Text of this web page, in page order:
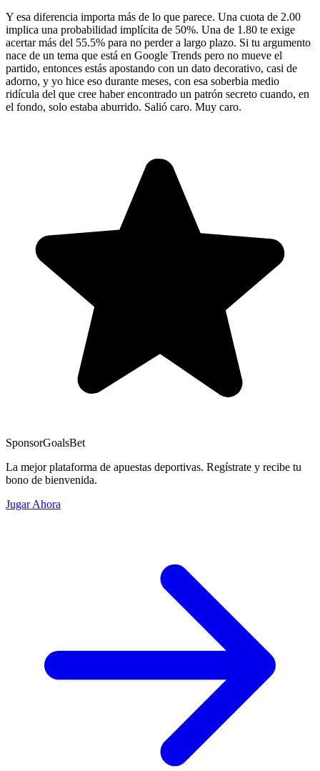
Y esa diferencia importa más de lo que parece. Una cuota de 2.00
implica una probabilidad implícita de 50%. Una de 1.80 te exige
acertar más del 55.5% para no perder a largo plazo. Si tu argumento
nace de un tema que está en Google Trends pero no mueve el
partido, entonces estás apostando con un dato decorativo, casi de
adorno, y yo hice eso durante meses, con esa soberbia medio
ridícula del que cree haber encontrado un patrón secreto cuando, en
el fondo, solo estaba aburrido. Salió caro. Muy caro.
SponsorGoalsBet
La mejor plataforma de apuestas deportivas. Regístrate y recibe tu
bono de bienvenida.
Jugar Ahora